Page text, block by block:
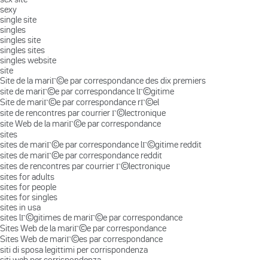
sexy
single site
singles
singles site
singles sites
singles website
site
Site de la mariГ©e par correspondance des dix premiers
site de mariГ©e par correspondance lГ©gitime
Site de mariГ©e par correspondance rГ©el
site de rencontres par courrier Г©lectronique
site Web de la mariГ©e par correspondance
sites
sites de mariГ©e par correspondance lГ©gitime reddit
sites de mariГ©e par correspondance reddit
sites de rencontres par courrier Г©lectronique
sites for adults
sites for people
sites for singles
sites in usa
sites lГ©gitimes de mariГ©e par correspondance
Sites Web de la mariГ©e par correspondance
Sites Web de mariГ©es par correspondance
siti di sposa legittimi per corrispondenza